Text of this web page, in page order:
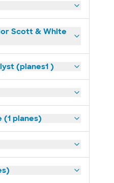
Scott & White
(planes1 )
(1 planes)